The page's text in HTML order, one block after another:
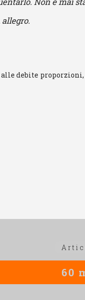
debite
60